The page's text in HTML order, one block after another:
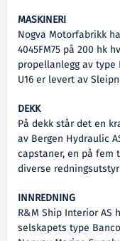
MASKINERI
Nogva Motorfabrikk
4045FM75 på 200 hk
propellanlegg av type
U16 er levert av
DEKK
På dekk står det en
av Bergen Hydraulic
capstaner, en på fem
diverse
INNREDNING
R&M Ship Interior
selskapets type